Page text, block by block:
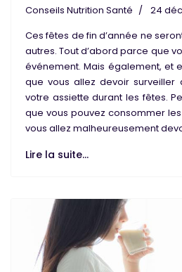
Conseils Nutrition Santé
24
Ces fêtes de fin d’année ne
autres. Tout d’abord parce que
événement. Mais également, et
que vous allez devoirsurveiller
votre assiette durant les fêtes.
que vouspouvez consommer
vous allez malheureusement
Lire la suite...